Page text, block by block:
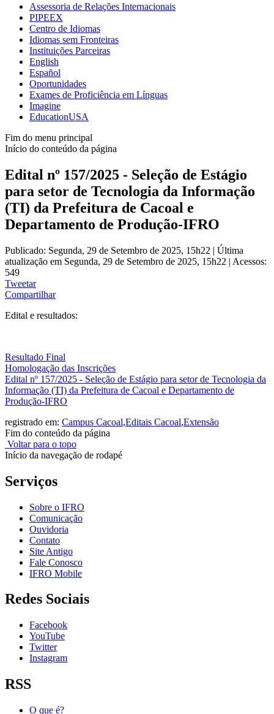
Assessoria de Relações Internacionais
PIPEEX
Centro de Idiomas
Idiomas sem Fronteiras
Instituições Parceiras
English
Español
Oportunidades
Exames de Proficiência em Línguas
Imagine
EducationUSA
Fim do menu principal
Início do conteúdo da página
Edital nº 157/2025 - Seleção de Estágio
para setor de Tecnologia da Informação
(TI) da Prefeitura de Cacoal e
Departamento de Produção-IFRO
Publicado: Segunda, 29 de Setembro de 2025, 15h22 | Última
atualização em Segunda, 29 de Setembro de 2025, 15h22 | Acessos:
549
Tweetar
Compartilhar
Edital e resultados:
Resultado Final
Homologação das Inscrições
Edital nº 157/2025 - Seleção de Estágio para setor de Tecnologia da
Informação (TI) da Prefeitura de Cacoal e Departamento de
Produção-IFRO
registrado em: Campus Cacoal,Editais Cacoal,Extensão
Fim do conteúdo da página
Voltar para o topo
Início da navegação de rodapé
Serviços
Sobre o IFRO
Comunicação
Ouvidoria
Contato
Site Antigo
Fale Conosco
IFRO Mobile
Redes Sociais
Facebook
YouTube
Twitter
Instagram
RSS
O que é?